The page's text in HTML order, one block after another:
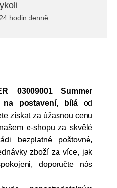
hodin denně
03009001 Summer
na postavení, bíláod
získat za úžasnou cenu
e-shopu za skvělé
bezplatné poštovné,
zboží za více, jak
doporučte nás